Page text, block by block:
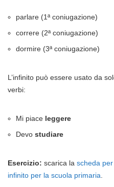
parlare (1ª coniugazione)
correre (2ª coniugazione)
dormire (3ª coniugazione)
L’infinito può essere usato da
verbi:
Mi piace leggere
Devo studiare
Esercizio: scarica la scheda
infinito per la scuola primaria